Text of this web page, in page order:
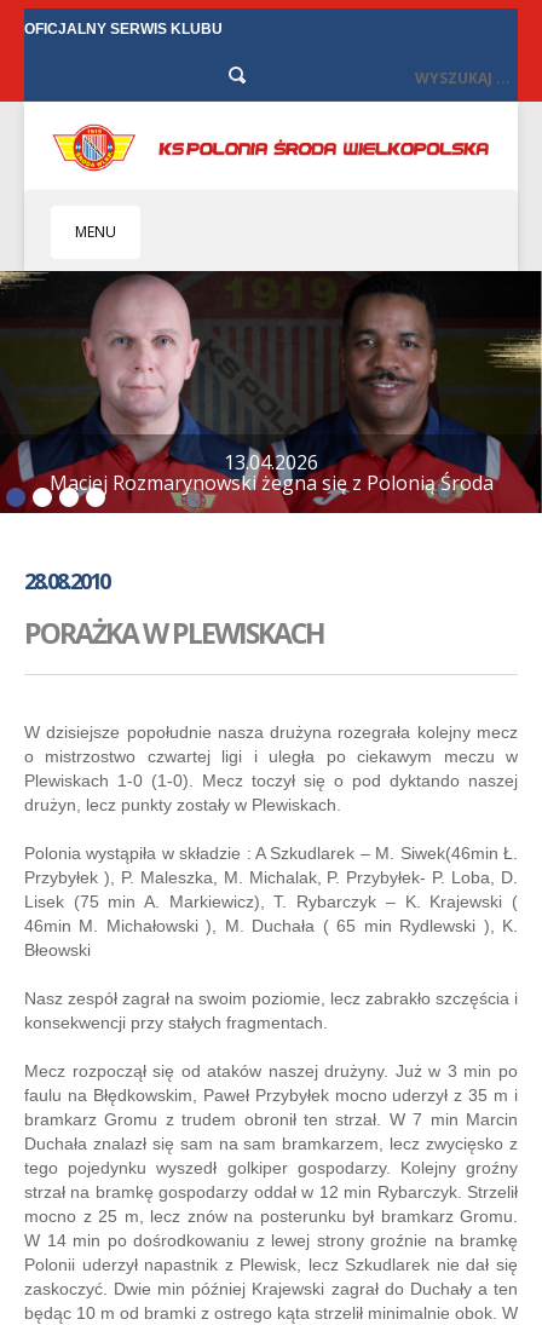
OFICJALNY SERWIS KLUBU
MENU
HOME
KLUB
BIZNES
SENIORZY
SENIORKI
BILETY
KONTAKT
SKLEP
12.04.2026
Tylko remis w Starych Oborzyskach
28.08.2010
PORAŻKA W PLEWISKACH
W dzisiejsze popołudnie nasza drużyna rozegrała kolejny mecz
o mistrzostwo czwartej ligi i uległa po ciekawym meczu w
Plewiskach 1-0 (1-0). Mecz toczył się o pod dyktando naszej
drużyn, lecz punkty zostały w Plewiskach.
Polonia wystąpiła w składzie : A Szkudlarek – M. Siwek(46min Ł.
Przybyłek ), P. Maleszka, M. Michalak, P. Przybyłek- P. Loba, D.
Lisek (75 min A. Markiewicz), T. Rybarczyk – K. Krajewski (
46min M. Michałowski ), M. Duchała ( 65 min Rydlewski ), K.
Błeowski
Nasz zespół zagrał na swoim poziomie, lecz zabrakło szczęścia i
konsekwencji przy stałych fragmentach.
Mecz rozpoczął się od ataków naszej drużyny. Już w 3 min po
faulu na Błędkowskim, Paweł Przybyłek mocno uderzył z 35 m i
bramkarz Gromu z trudem obronił ten strzał. W 7 min Marcin
Duchała znalazł się sam na sam bramkarzem, lecz zwycięsko z
tego pojedynku wyszedł golkiper gospodarzy. Kolejny groźny
strzał na bramkę gospodarzy oddał w 12 min Rybarczyk. Strzelił
mocno z 25 m, lecz znów na posterunku był bramkarz Gromu.
W 14 min po dośrodkowaniu z lewej strony groźnie na bramkę
Polonii uderzył napastnik z Plewisk, lecz Szkudlarek nie dał się
zaskoczyć. Dwie min później Krajewski zagrał do Duchały a ten
będąc 10 m od bramki z ostrego kąta strzelił minimalnie obok. W